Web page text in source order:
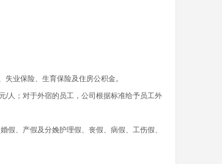
业保险、生育保险及住房公积金。
/人；对于外宿的员工，公司根据标准给予员工外
假、产假及分娩护理假、丧假、病假、工伤假、